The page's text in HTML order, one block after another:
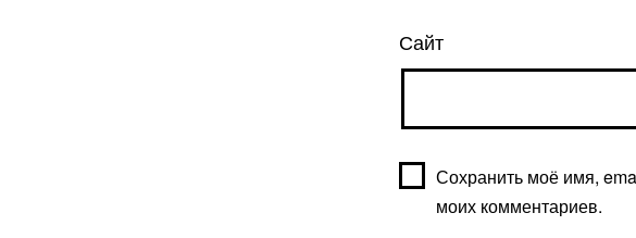
Сайт
Сохранить моё имя,
моих комментариев.